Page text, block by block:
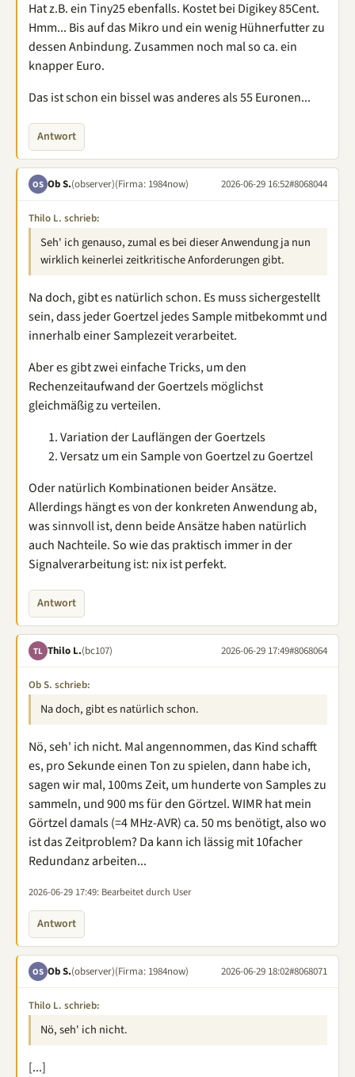
Hat z.B. ein Tiny25 ebenfalls. Kostet bei Digikey 85Cent.
Hmm... Bis auf das Mikro und ein wenig Hühnerfutter zu
dessen Anbindung. Zusammen noch mal so ca. ein
knapper Euro.
Das ist schon ein bissel was anderes als 55 Euronen...
Antwort
OS Ob S.(observer)(Firma: 1984now) 2026-06-29 16:52#8068044
Thilo L. schrieb:
Seh' ich genauso, zumal es bei dieser Anwendung ja nun
wirklich keinerlei zeitkritische Anforderungen gibt.
Na doch, gibt es natürlich schon. Es muss sichergestellt
sein, dass jeder Goertzel jedes Sample mitbekommt und
innerhalb einer Samplezeit verarbeitet.
Aber es gibt zwei einfache Tricks, um den
Rechenzeitaufwand der Goertzels möglichst
gleichmäßig zu verteilen.
Variation der Lauflängen der Goertzels
Versatz um ein Sample von Goertzel zu Goertzel
Oder natürlich Kombinationen beider Ansätze.
Allerdings hängt es von der konkreten Anwendung ab,
was sinnvoll ist, denn beide Ansätze haben natürlich
auch Nachteile. So wie das praktisch immer in der
Signalverarbeitung ist: nix ist perfekt.
Antwort
TL Thilo L.(bc107) 2026-06-29 17:49#8068064
Ob S. schrieb:
Na doch, gibt es natürlich schon.
Nö, seh' ich nicht. Mal angennommen, das Kind schafft
es, pro Sekunde einen Ton zu spielen, dann habe ich,
sagen wir mal, 100ms Zeit, um hunderte von Samples zu
sammeln, und 900 ms für den Görtzel. WIMR hat mein
Görtzel damals (=4 MHz-AVR) ca. 50 ms benötigt, also wo
ist das Zeitproblem? Da kann ich lässig mit 10facher
Redundanz arbeiten...
2026-06-29 17:49: Bearbeitet durch User
Antwort
OS Ob S.(observer)(Firma: 1984now) 2026-06-29 18:02#8068071
Thilo L. schrieb:
Nö, seh' ich nicht.
[...]